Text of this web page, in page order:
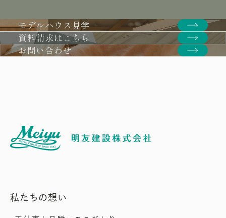
モデルハウス見学
資料請求はこちら
お問い合わせ
私たちの想い